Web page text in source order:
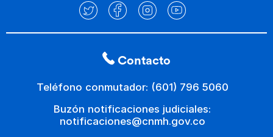
Contacto
Teléfono conmutador: (601) 796 5060
Buzón notificaciones judiciales:
notificaciones@cnmh.gov.co